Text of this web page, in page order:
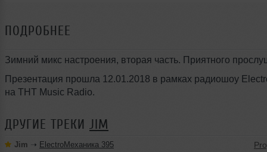
ПОДРОБНЕЕ
Зимний микс настроения, вторая часть. Приятного
Презентация прошла 12.01.2018 в рамках радиошоу
на ТНТ Music Radio.
ДРУГИЕ ТРЕКИ JIM
Jim ➝ ElectroМеханика 395